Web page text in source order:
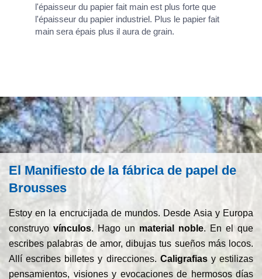
l'épaisseur du papier fait main est plus forte que
l'épaisseur du papier industriel. Plus le papier fait
main sera épais plus il aura de grain.
El Manifiesto de la fábrica de papel de
Brousses
Estoy en la encrucijada de mundos. Desde Asia y Europa
construyo vínculos. Hago un material noble. En el que
escribes palabras de amor, dibujas tus sueños más locos.
Allí escribes billetes y direcciones. Caligrafiasy estilizas
pensamientos, visiones y evocaciones de hermosos días